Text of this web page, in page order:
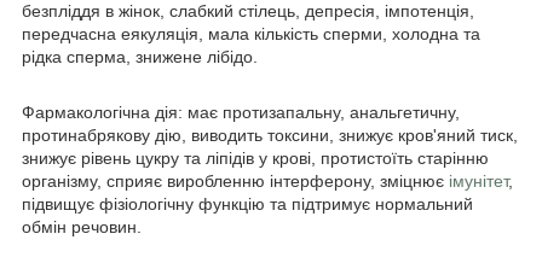
безпліддя в жінок, слабкий стілець, депресія, імпотенція,
передчасна еякуляція, мала кількість сперми, холодна та
рідка сперма, знижене лібідо.
Фармакологічна дія: має протизапальну, анальгетичну,
протинабрякову дію, виводить токсини, знижує кров'яний тиск,
знижує рівень цукру та ліпідів у крові, протистоїть старінню
організму, сприяє виробленню інтерферону, зміцнює імунітет,
підвищує фізіологічну функцію та підтримує нормальний
обмін речовин.